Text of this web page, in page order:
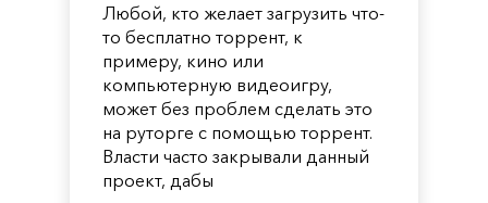
Любой, кто желает загрузить что-
то бесплатно торрент, к
примеру, кино или
компьютерную видеоигру,
может без проблем сделать это
на руторге с помощью торрент.
Власти часто закрывали данный
проект, дабы